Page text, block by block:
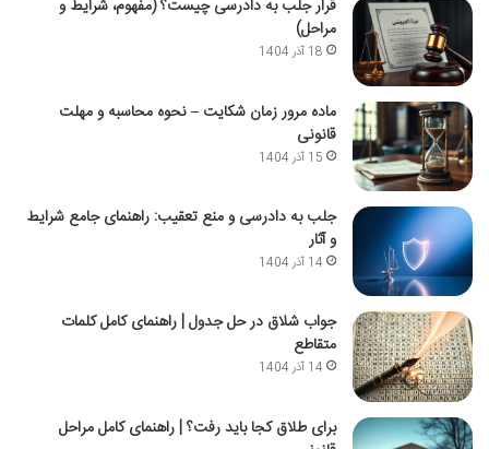
قرار جلب به دادرسی چیست؟ (مفهوم، شرایط و
مراحل)
18 آذر 1404
ماده مرور زمان شکایت – نحوه محاسبه و مهلت
قانونی
15 آذر 1404
جلب به دادرسی و منع تعقیب: راهنمای جامع شرایط
و آثار
14 آذر 1404
جواب شلاق در حل جدول | راهنمای کامل کلمات
متقاطع
14 آذر 1404
برای طلاق کجا باید رفت؟ | راهنمای کامل مراحل